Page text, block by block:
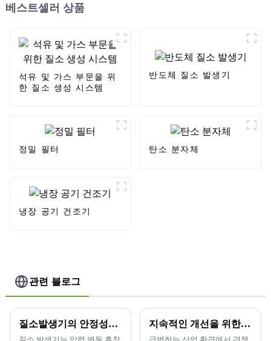
베스트셀러 상품
석유 및 가스 부문을 위
한 질소 생성 시스템
반도체 질소 발생기
정밀 필터 탄소 분자체
냉장 공기 건조기
관련 블로그
질소발생기의 안정성에 영향을 미치는 요소는 무엇인가? 지속적인 개선을 위한 정기적인 훈련과 지속적인 학습.